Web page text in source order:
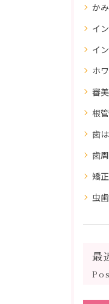
か
イ
イ
ホ
審美歯
根
歯
歯
矯
虫
最